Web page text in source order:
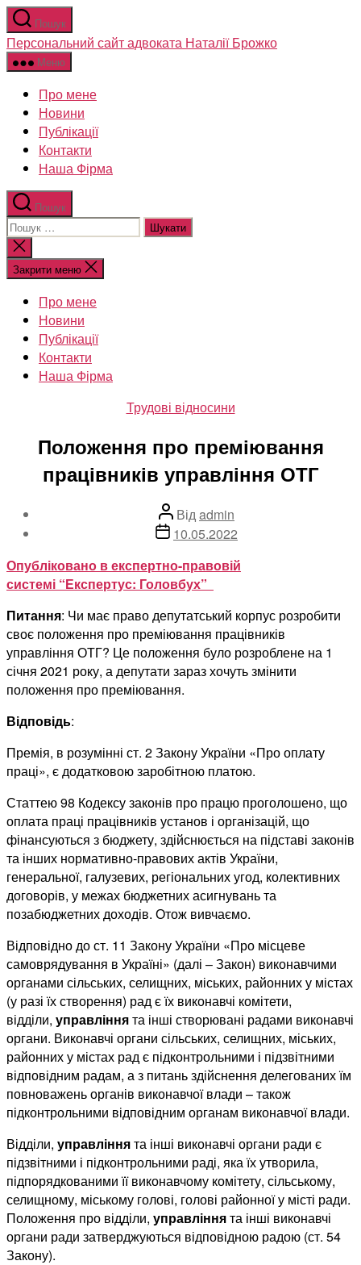
Перейти
до
вмісту
Пошук
Персональний сайт адвоката Наталії Брожко
Меню
Про мене
Новини
Публікації
Контакти
Наша Фірма
Пошук
Шукати:
Закрити
пошук
Закрити меню
Про мене
Новини
Публікації
Контакти
Наша Фірма
Категорії
Трудові відносини
Положення про преміювання
працівників управління ОТГ
Автор
запису
Відadmin
Дата10.05.2022
Опубліковано в експертно-правовій
системі “Експертус: Головбух”
Питання: Чи має право депутатський корпус розробити
своє положення про преміювання працівників
управління ОТГ? Це положення було розроблене на 1
січня 2021 року, а депутати зараз хочуть змінити
положення про преміювання.
Відповідь:
Премія, в розумінні ст. 2 Закону України «Про оплату
праці», є додатковою заробітною платою.
Статтею 98 Кодексу законів про працю проголошено, що
оплата праці працівників установ і організацій, що
фінансуються з бюджету, здійснюється на підставі законів
та інших нормативно-правових актів України,
генеральної, галузевих, регіональних угод, колективних
договорів, у межах бюджетних асигнувань та
позабюджетних доходів. Отож вивчаємо.
Відповідно до ст. 11 Закону України «Про місцеве
самоврядування в Україні» (далі – Закон) виконавчими
органами сільських, селищних, міських, районних у містах
(у разі їх створення) рад є їх виконавчі комітети,
відділи, управліннята інші створювані радами виконавчі
органи. Виконавчі органи сільських, селищних, міських,
районних у містах рад є підконтрольними і підзвітними
відповідним радам, а з питань здійснення делегованих їм
повноважень органів виконавчої влади – також
підконтрольними відповідним органам виконавчої влади.
Відділи, управліннята інші виконавчі органи ради є
підзвітними і підконтрольними раді, яка їх утворила,
підпорядкованими її виконавчому комітету, сільському,
селищному, міському голові, голові районної у місті ради.
Положення про відділи, управліннята інші виконавчі
органи ради затверджуються відповідною радою (ст. 54
Закону).